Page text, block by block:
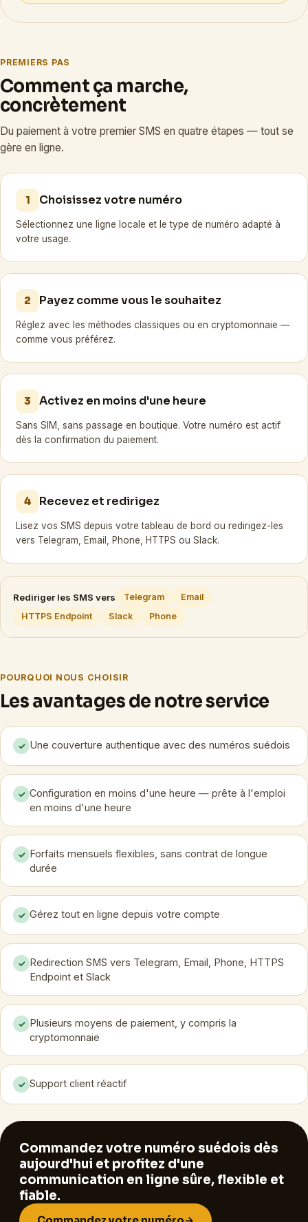
PREMIERS PAS
Comment ça marche,
concrètement
Du paiement à votre premier SMS en quatre étapes — tout se
gère en ligne.
1 Choisissez votre numéro
Sélectionnez une ligne locale et le type de numéro adapté à
votre usage.
2 Payez comme vous le souhaitez
Réglez avec les méthodes classiques ou en cryptomonnaie —
comme vous préférez.
3 Activez en moins d'une heure
Sans SIM, sans passage en boutique. Votre numéro est actif
dès la confirmation du paiement.
4 Recevez et redirigez
Lisez vos SMS depuis votre tableau de bord ou redirigez-les
vers Telegram, Email, Phone, HTTPS ou Slack.
Rediriger les SMS vers Telegram
Email
HTTPS Endpoint
Slack Phone
POURQUOI NOUS CHOISIR
Les avantages de notre service
✓ Une couverture authentique avec des numéros suédois
✓ Configuration en moins d'une heure — prête à l'emploi
en moins d'une heure
✓ Forfaits mensuels flexibles, sans contrat de longue
durée
✓ Gérez tout en ligne depuis votre compte
✓ Redirection SMS vers Telegram, Email, Phone, HTTPS
Endpoint et Slack
✓ Plusieurs moyens de paiement, y compris la
cryptomonnaie
✓ Support client réactif
Commandez votre numéro suédois dès
aujourd'hui et profitez d'une
communication en ligne sûre, flexible et
fiable.